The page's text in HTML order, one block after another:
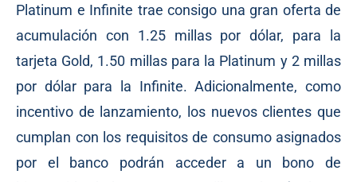
Platinum e Infinite trae consigo una gran oferta de
acumulación con 1.25 millas por dólar, para la
tarjeta Gold, 1.50 millas para la Platinum y 2 millas
por dólar para la Infinite. Adicionalmente, como
incentivo de lanzamiento, los nuevos clientes que
cumplan con los requisitos de consumo asignados
por el banco podrán acceder a un bono de